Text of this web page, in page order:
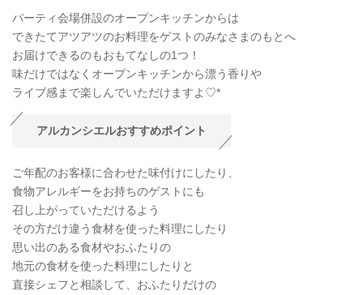
パーティ会場併設のオープンキッチンからは
できたてアツアツのお料理をゲストのみなさまのもとへ
お届けできるのもおもてなしの1つ！
味だけではなくオープンキッチンから漂う香りや
ライブ感まで楽しんでいただけますよ♡*
アルカンシエルおすすめポイント
ご年配のお客様に合わせた味付けにしたり、
食物アレルギーをお持ちのゲストにも
召し上がっていただけるよう
その方だけ違う食材を使った料理にしたり
思い出のある食材やおふたりの
地元の食材を使った料理にしたりと
直接シェフと相談して、おふたりだけの